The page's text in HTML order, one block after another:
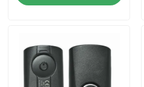
Sem chip 37182-A7
50pcs